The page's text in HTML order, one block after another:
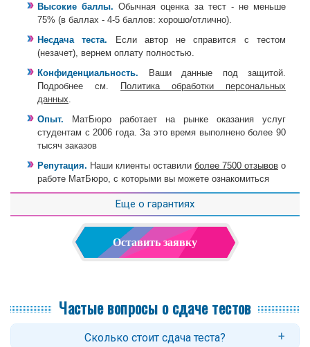
Высокие баллы. Обычная оценка за тест - не меньше
75% (в баллах - 4-5 баллов: хорошо/отлично).
Несдача теста. Если автор не справится с тестом
(незачет), вернем оплату полностью.
Конфиденциальность. Ваши данные под защитой.
Подробнее см.
Политика обработки персональных
данных
Опыт. МатБюро работает на рынке оказания услуг
студентам с 2006 года. За это время выполнено более 90
тысяч заказов
Репутация. Наши клиенты оставили более 7500 отзывов о
работе МатБюро, с которыми вы можете ознакомиться
Еще о гарантиях
Оставить заявку
Частые вопросы о сдаче тестов
Сколько стоит сдача теста?